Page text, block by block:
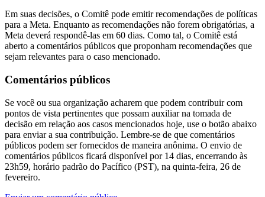
Em suas decisões, o Comitê pode emitir recomendações de políticas
para a Meta. Enquanto as recomendações não forem obrigatórias, a
Meta deverá respondê-las em 60 dias. Como tal, o Comitê está
aberto a comentários públicos que proponham recomendações que
sejam relevantes para o caso mencionado.
Comentários públicos
Se você ou sua organização acharem que podem contribuir com
pontos de vista pertinentes que possam auxiliar na tomada de
decisão em relação aos casos mencionados hoje, use o botão abaixo
para enviar a sua contribuição. Lembre-se de que comentários
públicos podem ser fornecidos de maneira anônima. O envio de
comentários públicos ficará disponível por 14 dias, encerrando às
23h59, horário padrão do Pacífico (PST), na quinta-feira, 26 de
fevereiro.